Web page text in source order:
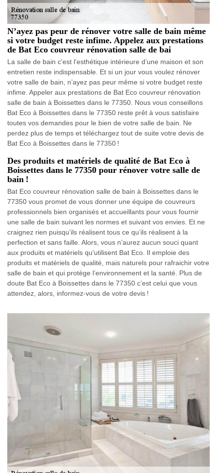
N’ayez pas peur de rénover votre salle de bain même
si votre budget reste infime. Appelez aux prestations
de Bat Eco couvreur rénovation salle de bai
La salle de bain c'est l’esthétique intérieure d’une maison et son
entretien reste indispensable. Et si un jour vous voulez rénover
votre salle de bain, n’ayez pas peur même si votre budget reste
infime. Appeler aux prestations de Bat Eco couvreur rénovation
salle de bain à Boissettes dans le 77350. Nous vous conseillons
Bat Eco à Boissettes dans le 77350 reste prêt à vous satisfaire
toutes vos demandes pour le bien de votre salle de bain. Ne
perdez plus de temps et téléchargez tout de suite votre devis de
Bat Eco à Boissettes dans le 77350 !
Des produits et matériels de qualité de Bat Eco à
Boissettes dans le 77350 pour rénover votre salle de
bain !
Bat Eco couvreur rénovation salle de bain à Boissettes dans le
77350 vous promet de vous donner une équipe de couvreurs
professionnels bien organisés et accueillants pour vous fournir
une salle de bain suivant les normes et suivant vos envies. Et ne
craignez rien puisqu’ils réalisent tous ce qu’ils réalisent à la
perfection et sans faille. Alors, vous n’aurez aucun souci quant
aux produits et matériels qu'utilisent Bat Eco. Il emploie des
produits et matériels de qualité, mais naturels pour rafraichir votre
salle de bain et qui protège l’environnement et la santé. Plus de
doute Bat Eco à Boissettes dans le 77350 c’est celui que vous
attendez, alors, informez-vous de votre devis !